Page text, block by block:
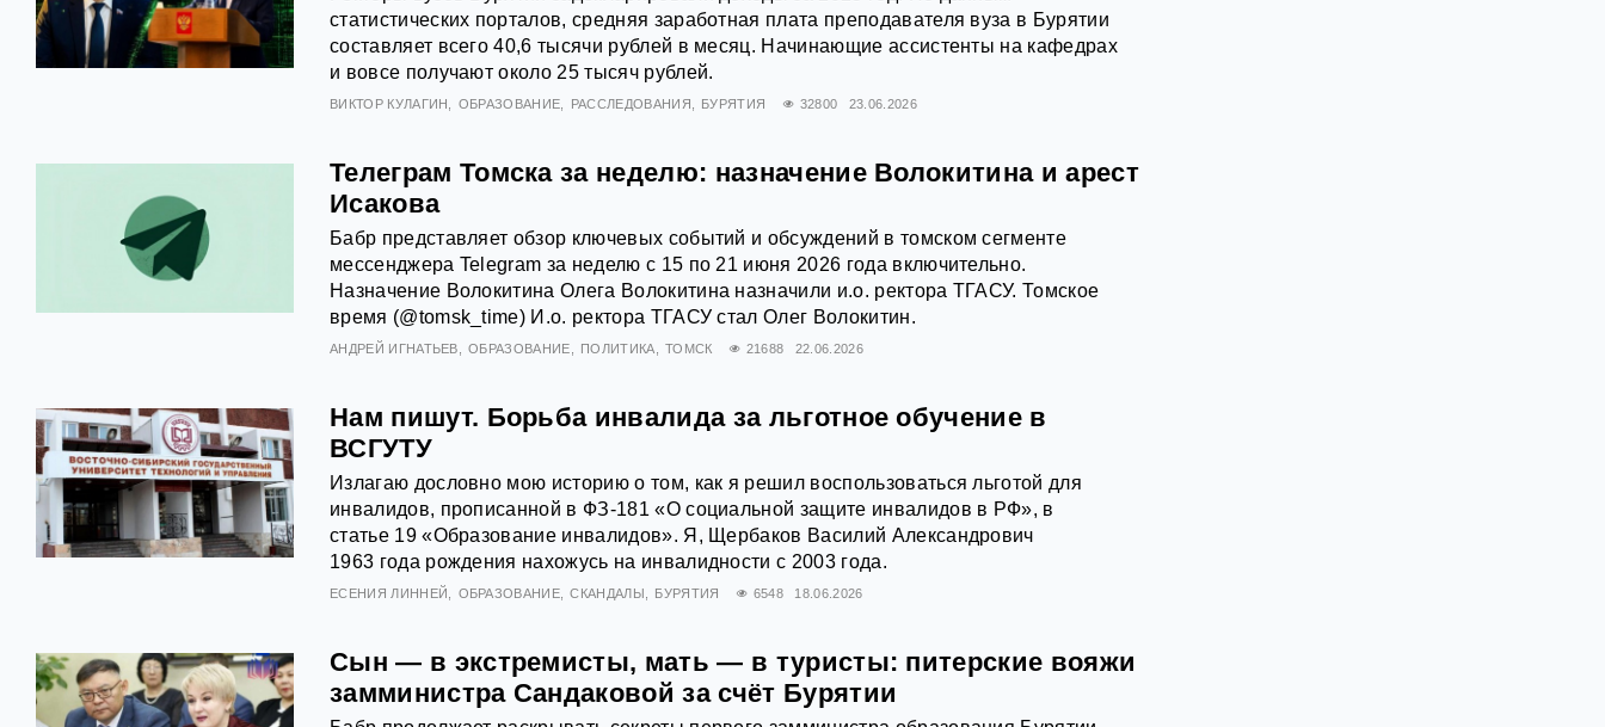
статистических порталов, средняя заработная плата преподавателя вуза в Бурятии
составляет всего 40,6 тысячи рублей в месяц. Начинающие ассистенты на кафедрах
и вовсе получают около 25 тысяч рублей.
ВИКТОР КУЛАГИН ОБРАЗОВАНИЕ РАССЛЕДОВАНИЯ БУРЯТИЯ 32800 23.06.2026
Телеграм Томска за неделю: назначение Волокитина и арест
Исакова
Бабр представляет обзор ключевых событий и обсуждений в томском сегменте
мессенджера Telegram за неделю с 15 по 21 июня 2026 года включительно.
Назначение Волокитина Олега Волокитина назначили и.о. ректора ТГАСУ. Томское
время (@tomsk_time) И.о. ректора ТГАСУ стал Олег Волокитин.
АНДРЕЙ ИГНАТЬЕВ ОБРАЗОВАНИЕ ПОЛИТИКА ТОМСК 21688 22.06.2026
Нам пишут. Борьба инвалида за льготное обучение в
ВСГУТУ
Излагаю дословно мою историю о том, как я решил воспользоваться льготой для
инвалидов, прописанной в ФЗ‑181 «О социальной защите инвалидов в РФ», в
статье 19 «Образование инвалидов». Я, Щербаков Василий Александрович
1963 года рождения нахожусь на инвалидности с 2003 года.
ЕСЕНИЯ ЛИННЕЙ ОБРАЗОВАНИЕ СКАНДАЛЫ БУРЯТИЯ 6548 18.06.2026
Сын — в экстремисты, мать — в туристы: питерские вояжи
замминистра Сандаковой за счёт Бурятии